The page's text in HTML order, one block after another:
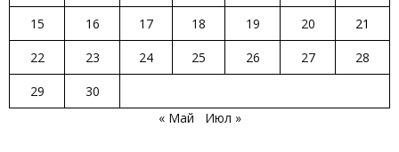
15
16 17 18 19 20
21
22
23 24 25 26 27
28
29
30
« Май
Июл »